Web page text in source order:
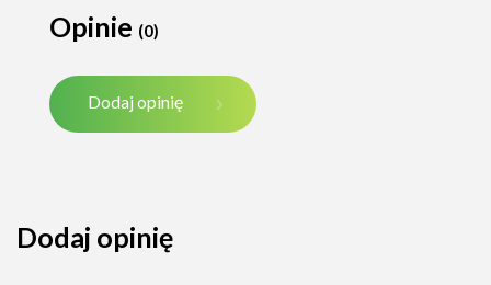
Opinie (0)
Dodaj opinię
Dodaj opinię